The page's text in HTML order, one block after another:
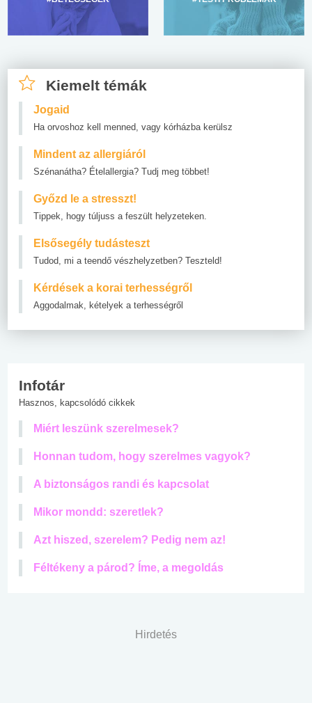
Kiemelt témák
Jogaid
Ha orvoshoz kell menned, vagy kórházba kerülsz
Mindent az allergiáról
Szénanátha? Ételallergia? Tudj meg többet!
Győzd le a stresszt!
Tippek, hogy túljuss a feszült helyzeteken.
Elsősegély tudásteszt
Tudod, mi a teendő vészhelyzetben? Teszteld!
Kérdések a korai terhességről
Aggodalmak, kételyek a terhességről
Infotár
Hasznos, kapcsolódó cikkek
Miért leszünk szerelmesek?
Honnan tudom, hogy szerelmes vagyok?
A biztonságos randi és kapcsolat
Mikor mondd: szeretlek?
Azt hiszed, szerelem? Pedig nem az!
Féltékeny a párod? Íme, a megoldás
Hirdetés